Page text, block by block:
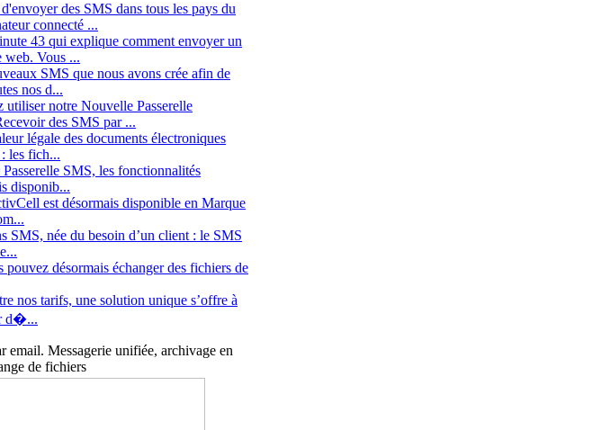
des SMS dans tous les pays du
connecté ...
43 qui explique comment envoyer un
web. Vous ...
SMS que nous avons crée afin de
nos d...
utiliser notre Nouvelle Passerelle
des SMS par ...
légale des documents électroniques
les fich...
SMS, les fonctionnalités
disponib...
est désormais disponible en Marque
SMS, née du besoin d’un client : le SMS
désormais échanger des fichiers de
nos tarifs, une solution unique s’offre à
d�...
Messagerie unifiée, archivage en
de fichiers